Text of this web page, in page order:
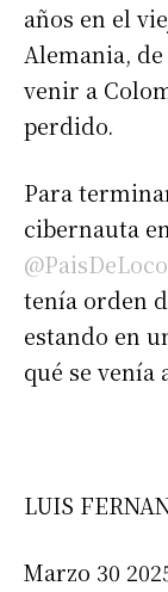
años en el
Alemania,
venir a
perdido.
Para
cibernauta
tenía orden
estando en
qué se venía
LUIS
Marzo 30